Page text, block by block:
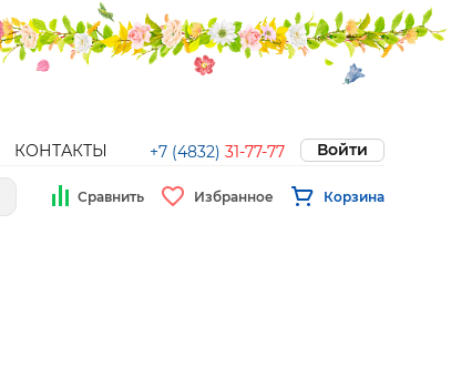
КОНТАКТЫ +7 (4832) 31-77-77 Войти
Сравнить Избранное Корзина